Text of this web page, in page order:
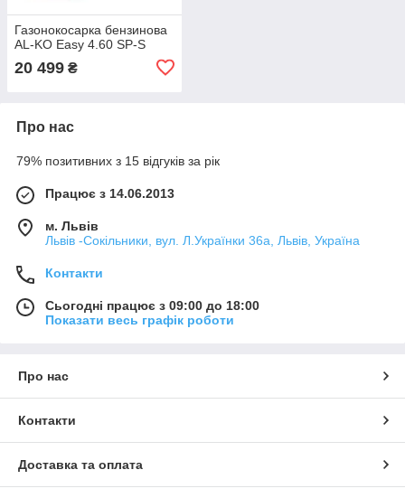
Газонокосарка бензинова
AL-KO Easy 4.60 SP-S
20 499 ₴
Про нас
79% позитивних з 15 відгуків за рік
Працює з 14.06.2013
м. Львів
Львів -Сокільники, вул. Л.Українки 36а, Львів, Україна
Контакти
Сьогодні працює з 09:00 до 18:00
Показати весь графік роботи
Про нас
Контакти
Доставка та оплата